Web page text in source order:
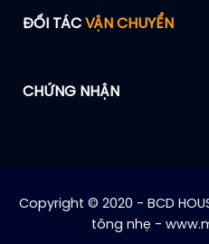
ĐỐI TÁC VẬN CHUYỂN
CHỨNG NHẬN
Copyright © 2020 - BCD
tông nhẹ -